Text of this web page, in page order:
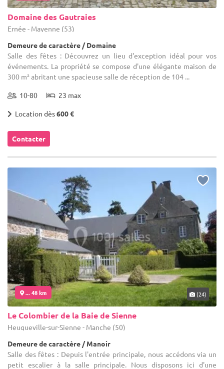
Domaine des Gautraies
Ernée - Mayenne (53)
Demeure de caractère / Domaine
Salle des fêtes : Découvrez un lieu d'exception idéal pour vos
événements. La propriété se compose d'une élégante maison de
300 m² abritant une spacieuse salle de réception de 104 ...
10-80 23 max
Location dès600 €
Contacter
... 48 km (24)
Le Colombier de la Baie de Sienne
Heugueville-sur-Sienne - Manche (50)
Demeure de caractère / Manoir
Salle des fêtes : Depuis l'entrée principale, nous accédons via un
petit escalier à la salle principale. Nous disposons ici d'une